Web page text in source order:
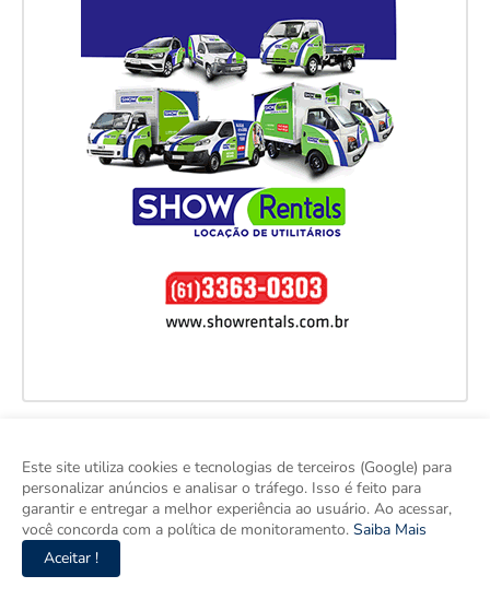
Este site utiliza cookies e tecnologias de terceiros (Google) para
personalizar anúncios e analisar o tráfego. Isso é feito para
garantir e entregar a melhor experiência ao usuário. Ao acessar,
você concorda com a política de monitoramento. Saiba Mais
Aceitar !